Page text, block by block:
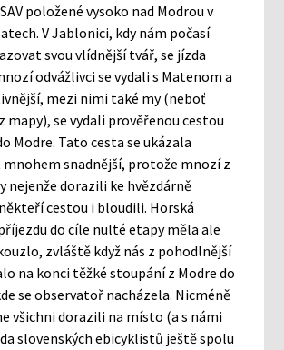
položené vysoko nad Modrou v
V Jablonici, kdy nám počasí
svou vlídnější tvář, se jízda
odvážlivci se vydali s Matenom a
mezi nimi také my (neboť
mapy), se vydali prověřenou cestou
Modre. Tato cesta se ukázala
mnohem snadnější, protože mnozí z
nejenže dorazili ke hvězdárně
cestou i bloudili. Horská
do cíle nulté etapy měla ale
zvláště když nás z pohodlnější
na konci těžké stoupání z Modre do
se observatoř nacházela. Nicméně
všichni dorazili na místo (a s námi
slovenských ebicyklistů ještě spolu